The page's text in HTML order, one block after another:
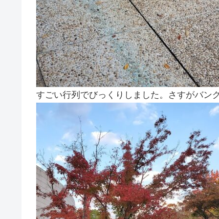
すごい行列でびっくりしました。さすがバン